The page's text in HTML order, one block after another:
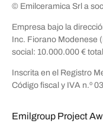
© Emilceramica Srl a
Empresa bajo la
Inc. Fiorano Modenese
social: 10.000.000 €
Inscrita en el Registro
Código fiscal y IVA n.º
Emilgroup Project